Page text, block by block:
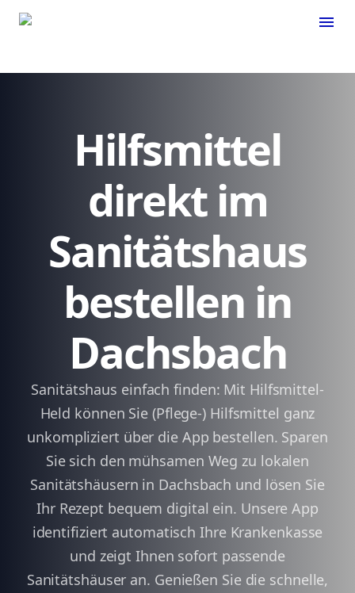
menu
Hilfsmittel
direkt im
Sanitätshaus
bestellen in
Dachsbach
Sanitätshaus einfach finden: Mit Hilfsmittel-
Held können Sie (Pflege-) Hilfsmittel ganz
unkompliziert über die App bestellen. Sparen
Sie sich den mühsamen Weg zu lokalen
Sanitätshäusern in Dachsbach und lösen Sie
Ihr Rezept bequem digital ein. Unsere App
identifiziert automatisch Ihre Krankenkasse
und zeigt Ihnen sofort passende
Sanitätshäuser an. Genießen Sie die schnelle,